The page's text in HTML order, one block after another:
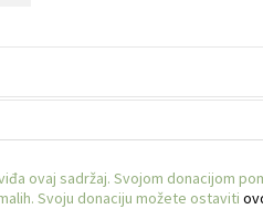
ovaj sadržaj. Svojom donacijom
Svoju donaciju možete ostaviti